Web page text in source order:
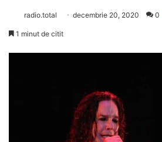
radio.total decembrie 20, 2020 0
1 minut de citit